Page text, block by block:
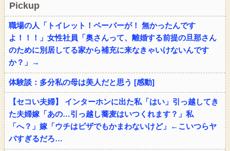
Pickup
職場の人「トイレット！ペーパーが！ 無かったんです
よ！！！」女性社員「奥さんって、離婚する前提の旦那さん
のために別居してる家から補充に来なきゃいけないんです
か？」→
体験談：多分私の母は美人だと思う [感動]
【セコい夫婦】 インターホンに出た私「はい」引っ越してき
た夫婦嫁「あの…引っ越し蕎麦はいつくれます？」私
「へ？」嫁「ウチはピザでもかまわないけど」←こいつらヤ
バすぎるだろ…